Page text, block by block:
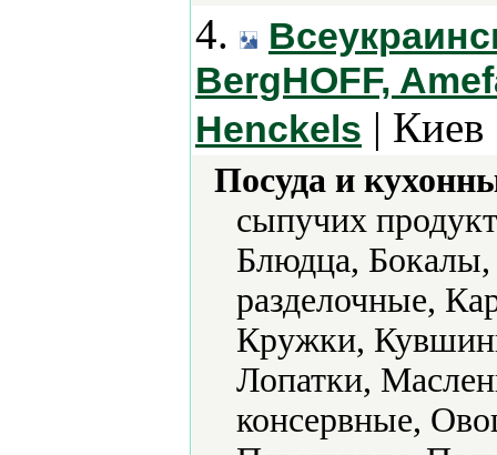
4.
BergHOFF,
Henckels |
Посуда и
сыпучих
Блюдца,
разделочные,
Кружки,
Лопатки,
консервные,